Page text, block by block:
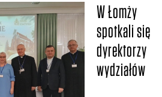
W Łomży
spotkali się
dyrektorzy
wydziałów